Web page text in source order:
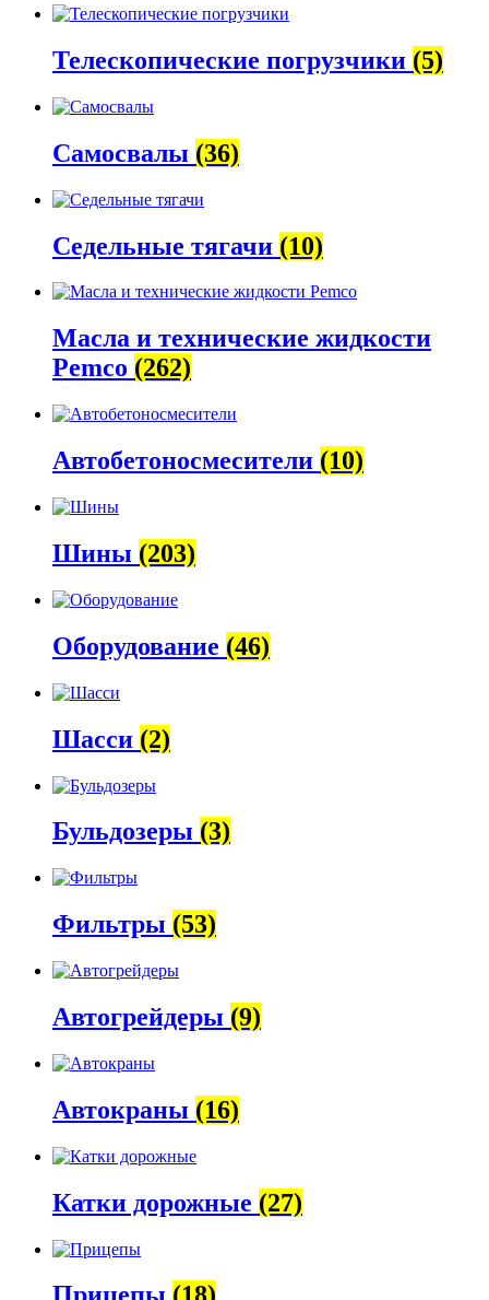
Телескопические погрузчики (5)
Самосвалы (36)
Седельные тягачи (10)
Масла и технические жидкости
Pemco (262)
Автобетоно­смесители (10)
Шины (203)
Оборудование (46)
Шасси (2)
Бульдозеры (3)
Фильтры (53)
Автогрейдеры (9)
Автокраны (16)
Катки дорожные (27)